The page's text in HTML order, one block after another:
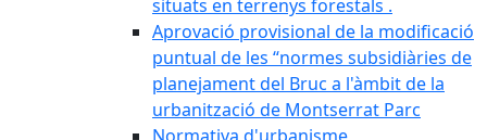
situats en terrenys forestals .
Aprovació provisional de la modificació
puntual de les “normes subsidiàries de
planejament del Bruc a l'àmbit de la
urbanització de Montserrat Parc